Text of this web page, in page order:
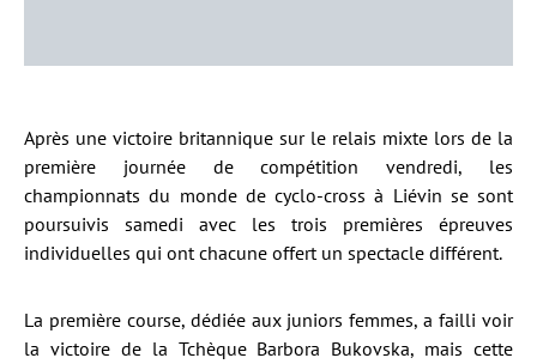
Après une victoire britannique sur le relais mixte lors de la
première journée de compétition vendredi, les
championnats du monde de cyclo-cross à Liévin se sont
poursuivis samedi avec les trois premières épreuves
individuelles qui ont chacune offert un spectacle différent.
La première course, dédiée aux juniors femmes, a failli voir
la victoire de la Tchèque Barbora Bukovska, mais cette